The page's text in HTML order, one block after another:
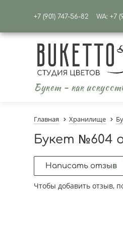
+7 (901) 747-56-82 WA: +7
Букет - как
Главная Хранилище
Букет №604
Написать отзыв
Чтобы добавить отзыв,